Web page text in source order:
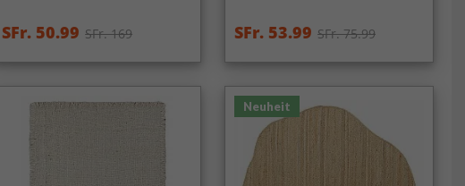
SFr. 50.99 SFr. 169 SFr. 53.99 SFr. 75.99
Neuheit